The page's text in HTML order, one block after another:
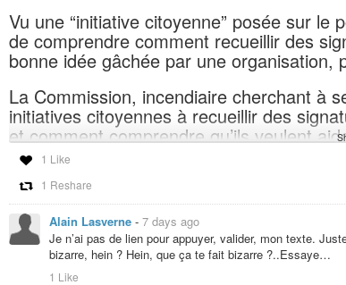
Vu une “initiative citoyenne” posée sur
de comprendre comment recueillir des
bonne idée gâchée par une organisation,
La Commission, incendiaire cherchant à
initiatives citoyennes à recueillir des
et comment comprendre qu’ils veulent
Évidemment quand on veut, en réalité,
gueule et à obéir avec l’assentiment des
autres naz’ bancaires, ce serait un
concrètement, aider à démolir les
suppression de moyens, de droits et
#commissioneuropeenne #ue #bailloneuropeen #actu
1 Like
1 Reshare
Alain Lasverne - 7 days ago
Je n’ai pas de lien pour appuyer, valider, mon texte.
bizarre, hein ? Hein, que ça te fait bizarre ?..Essaye…
1 Like